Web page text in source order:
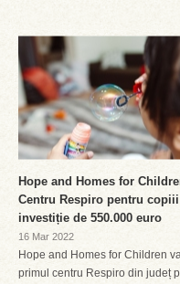
Hope and Homes for
Centru Respiro pentru
investiție de 550.000 euro
16 Mar 2022
Hope and Homes for Children
primul centru Respiro din județ